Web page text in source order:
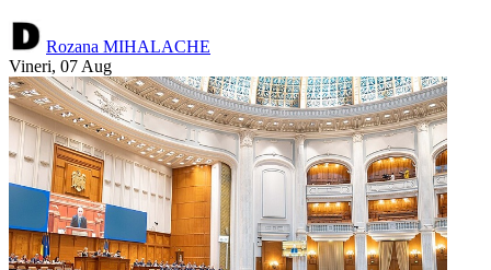
Rozana MIHALACHE
Vineri, 07 Aug